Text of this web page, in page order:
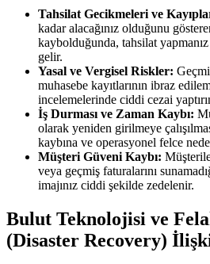
Tahsilat Gecikmeleri ve
kadar alacağınız olduğunu
kaybolduğunda, tahsilat
gelir.
Yasal ve Vergisel Riskler:
muhasebe kayıtlarının ibraz
incelemelerinde ciddi cezai
İş Durması ve Zaman Kaybı:
olarak yeniden girilmeye
kaybına ve operasyonel felce
Müşteri Güveni Kaybı:
veya geçmiş faturalarını
imajınız ciddi şekilde zedelenir.
Bulut Teknolojisi ve
(Disaster Recovery)